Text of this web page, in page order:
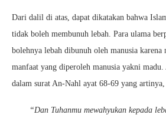
Dari dalil di atas, dapat dikatakan bahwa
tidak boleh membunuh lebah. Para ulama
bolehnya lebah dibunuh oleh manusia karena
manfaat yang diperoleh manusia yakni
dalam surat An-Nahl ayat 68-69 yang artinya,
“Dan Tuhanmu mewahyukan kepada